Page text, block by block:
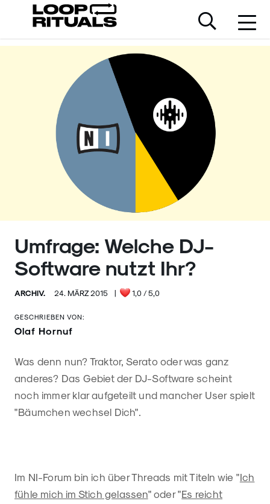
Umfrage: Welche DJ-
Software nutzt Ihr?
ARCHIV. 24. MÄRZ 2015 | 1,0 / 5,0
GESCHRIEBEN VON:
Olaf Hornuf
Was denn nun? Traktor, Serato oder was ganz
anderes? Das Gebiet der DJ-Software scheint
noch immer klar aufgeteilt und mancher User spielt
"Bäumchen wechsel Dich".
Im NI-Forum bin ich über Threads mit Titeln wie "Ich
fühle mich im Stich gelassen" oder "Es reicht